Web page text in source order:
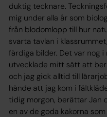
duktig tecknare.
mig under alla år som
från blodomlopp till hur
svarta tavlan i
färdiga bilder. Det var nog
utvecklade mitt sätt att
och jag gick alltid till
hände att jag kom i
tidig morgon, berättar Jan
en av de goda kakorna